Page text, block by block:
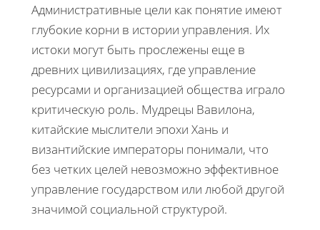
Административные цели как понятие имеют
глубокие корни в истории управления. Их
истоки могут быть прослежены еще в
древних цивилизациях, где управление
ресурсами и организацией общества играло
критическую роль. Мудрецы Вавилона,
китайские мыслители эпохи Хань и
византийские императоры понимали, что
без четких целей невозможно эффективное
управление государством или любой другой
значимой социальной структурой.